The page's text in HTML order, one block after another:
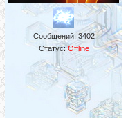
Сообщений:3402
Статус:Offline